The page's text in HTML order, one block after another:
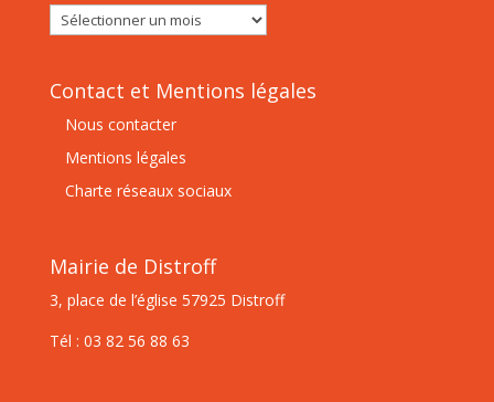
Archives
des
Contact et Mentions légales
Nous contacter
Mentions légales
Charte réseaux sociaux
Mairie de Distroff
3, place de l’église 57925 Distroff
Tél : 03 82 56 88 63